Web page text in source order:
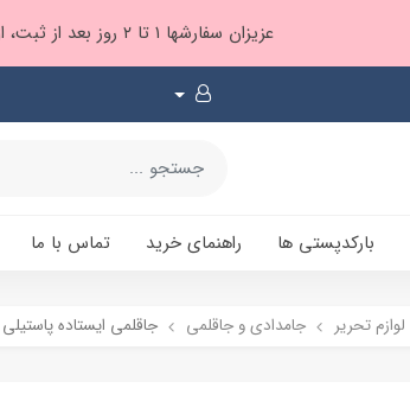
عزیزان سفارشها ۱ تا ۲ روز بعد از ثبت، از طریق پست پیشتاز ارسال و بارکدپستی پیامک میشه براتون ❤️
بارکدپستی ها راهنمای خرید تماس با ما
لوازم تحریر جامدادی و جاقلمی جاقلمی ایستاده پاستیلی